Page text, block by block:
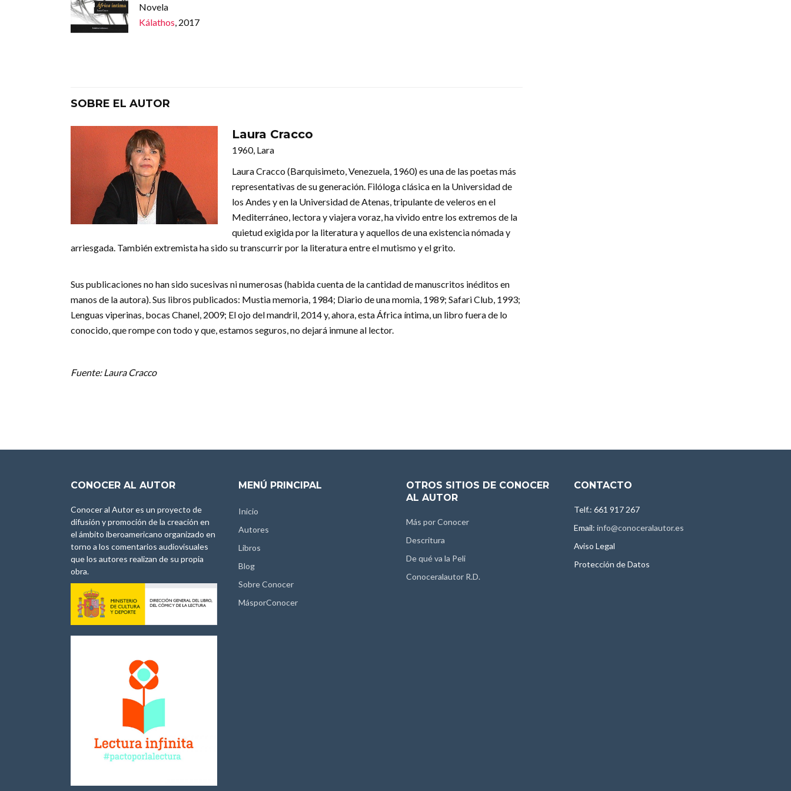
Novela
Kálathos, 2017
SOBRE EL AUTOR
Laura Cracco
1960, Lara
Laura Cracco (Barquisimeto, Venezuela, 1960) es una de las poetas más
representativas de su generación. Filóloga clásica en la Universidad de
los Andes y en la Universidad de Atenas, tripulante de veleros en el
Mediterráneo, lectora y viajera voraz, ha vivido entre los extremos de la
quietud exigida por la literatura y aquellos de una existencia nómada y
arriesgada. También extremista ha sido su transcurrir por la literatura entre el mutismo y el grito.
Sus publicaciones no han sido sucesivas ni numerosas (habida cuenta de la cantidad de manuscritos inéditos en
manos de la autora). Sus libros publicados: Mustia memoria, 1984; Diario de una momia, 1989; Safari Club, 1993;
Lenguas viperinas, bocas Chanel, 2009; El ojo del mandril, 2014 y, ahora, esta África íntima, un libro fuera de lo
conocido, que rompe con todo y que, estamos seguros, no dejará inmune al lector.
Fuente: Laura Cracco
CONOCER AL AUTOR
Conocer al Autor es un proyecto de
difusión y promoción de la creación en
el ámbito iberoamericano organizado en
torno a los comentarios audiovisuales
que los autores realizan de su propia
obra.
MENÚ PRINCIPAL
Inicio
Autores
Libros
Blog
Sobre Conocer
MásporConocer
OTROS SITIOS DE CONOCER
AL AUTOR
Más por Conocer
Descritura
De qué va la Peli
Conoceralautor R.D.
CONTACTO
Telf.: 661 917 267
Email: info@conoceralautor.es
Aviso Legal
Protección de Datos